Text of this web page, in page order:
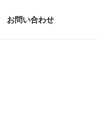
お問い合わせ